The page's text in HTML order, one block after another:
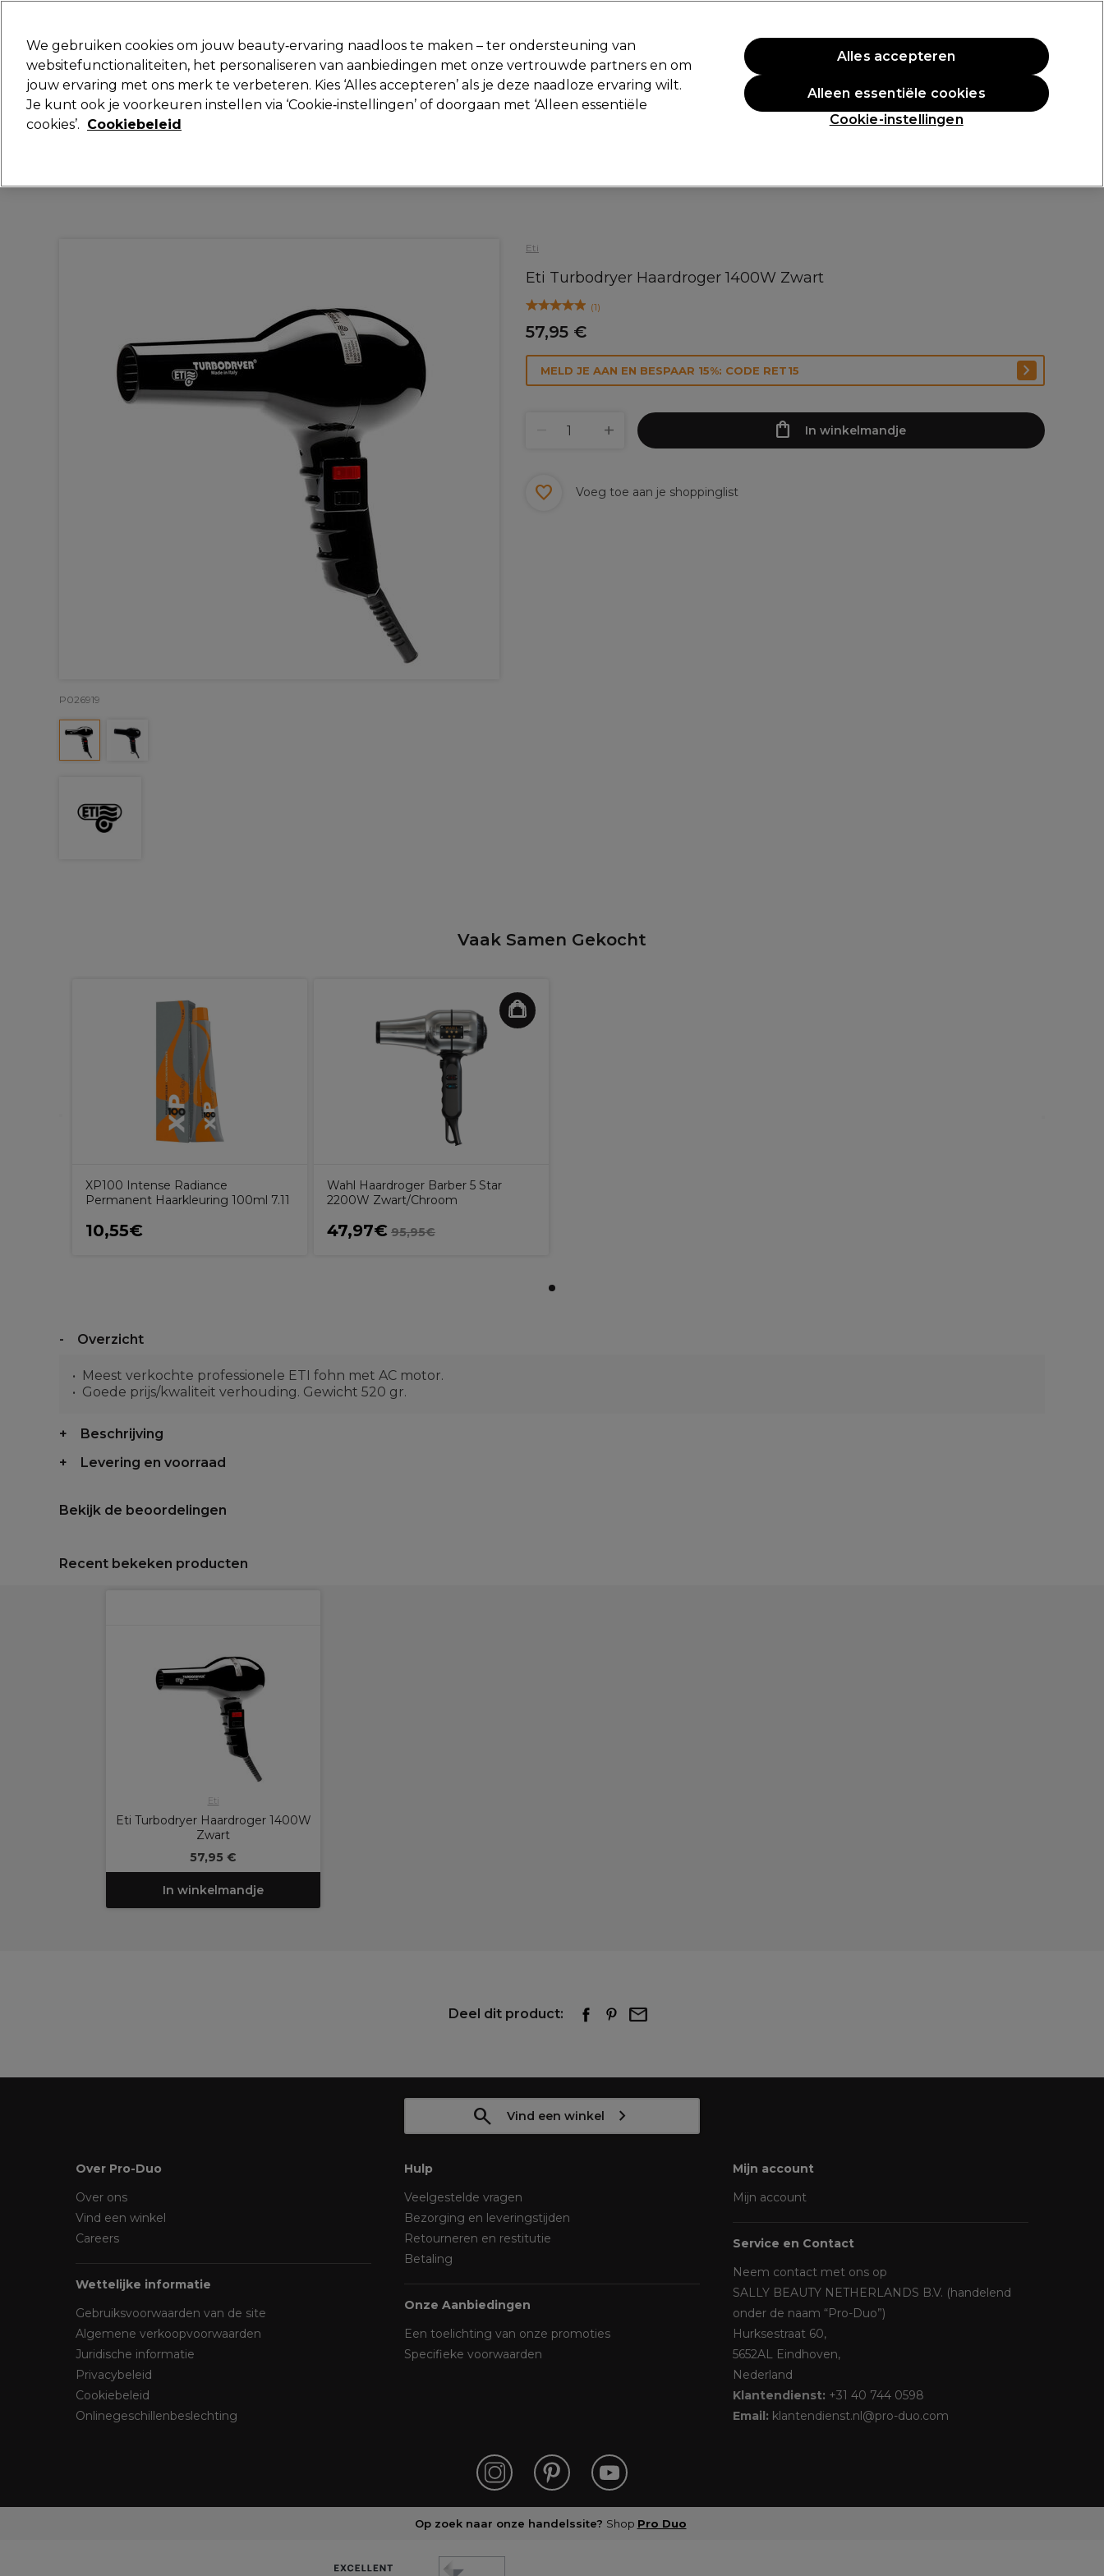
Aanmelden
Merken Deals Haar Elektra Beauty Salon interieur Mannen Vegan Nieuwe producten Professionele Awards
Volgende dag geleverd*
Eti
Eti Turbodryer Haardroger 1400W Zwart
(1)
57,95 €
P026919
MELD JE AAN EN BESPAAR 15%: CODE RET15
In winkelmandje
Voeg toe aan je shoppinglist
Vaak Samen Gekocht
XP100 Intense Radiance
Permanent Haarkleuring 100ml 7.11
10,55€
Wahl Haardroger Barber 5 Star
2200W Zwart/Chroom
47,97€ 95,95€
Overzicht
Meest verkochte professionele ETI fohn met AC motor.
Goede prijs/kwaliteit verhouding. Gewicht 520 gr.
Beschrijving
Levering en voorraad
Bekijk de beoordelingen
Recent bekeken producten
Eti
Eti Turbodryer Haardroger 1400W
Zwart
57,95 €
In winkelmandje
Deel dit product:
Vind een winkel
Over Pro-Duo
Over ons
Vind een winkel
Careers
Wettelijke informatie
Gebruiksvoorwaarden van de site
Algemene verkoopvoorwaarden
Juridische informatie
Privacybeleid
Cookiebeleid
Onlinegeschillenbeslechting
Hulp
Veelgestelde vragen
Bezorging en leveringstijden
Retourneren en restitutie
Betaling
Onze Aanbiedingen
Een toelichting van onze promoties
Specifieke voorwaarden
Mijn account
Mijn account
Service en Contact
Neem contact met ons op
SALLY BEAUTY NETHERLANDS B.V. (handelend
onder de naam “Pro-Duo”)
Hurksestraat 60,
5652AL Eindhoven,
Nederland
Klantendienst: +31 40 744 0598
Email: klantendienst.nl@pro-duo.com
Op zoek naar onze handelssite? Shop Pro Duo
We gebruiken cookies om jouw beauty‑ervaring naadloos te maken – ter ondersteuning van
websitefunctionaliteiten, het personaliseren van aanbiedingen met onze vertrouwde partners en om
jouw ervaring met ons merk te verbeteren. Kies ‘Alles accepteren’ als je deze naadloze ervaring wilt.
Je kunt ook je voorkeuren instellen via ‘Cookie‑instellingen’ of doorgaan met ‘Alleen essentiële
cookies’. Cookiebeleid Cookie-instellingen
Alleen essentiële cookies
Alles accepteren